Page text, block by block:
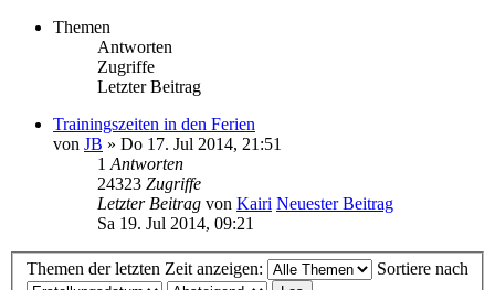
Themen
Antworten
Zugriffe
Letzter Beitrag
Trainingszeiten in den Ferien
von JB » Do 17. Jul 2014, 21:51
1 Antworten
24323 Zugriffe
Letzter Beitrag von Kairi Neuester Beitrag
Sa 19. Jul 2014, 09:21
Themen der letzten Zeit anzeigen: Sortiere nach